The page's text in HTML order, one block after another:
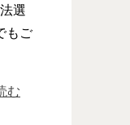
選
もご
む